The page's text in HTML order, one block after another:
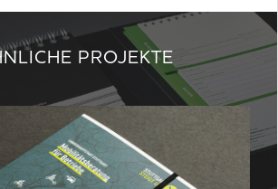
PROJEKTE